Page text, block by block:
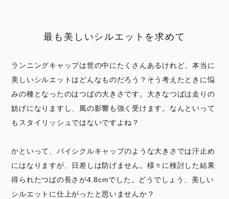
最も美しいシルエットを求めて
ランニングキャップは世の中にたくさんあるけれど、本当に
美しいシルエットはどんなものだろう？そう考えたときに悩
みの種となったのはつばの大きさです。大きなつばは走りの
妨げになりますし、風の影響も強く受けます。なんといって
もスタイリッシュではないですよね？
かといって、バイシクルキャップのような大きさでは汗止め
にはなりますが、日差しは防げません。様々に検討した結果
得られたつばの長さが4.8cmでした。どうでしょう、美しい
シルエットに仕上がったと思いませんか？